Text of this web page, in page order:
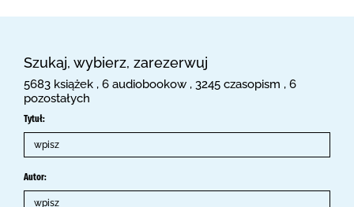
Szukaj, wybierz, zarezerwuj
5683 książek , 6 audiobookow , 3245 czasopism , 6
pozostałych
Tytuł:
Autor: